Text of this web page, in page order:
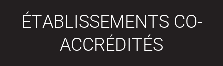
ÉTABLISSEMENTS CO-
ACCRÉDITÉS